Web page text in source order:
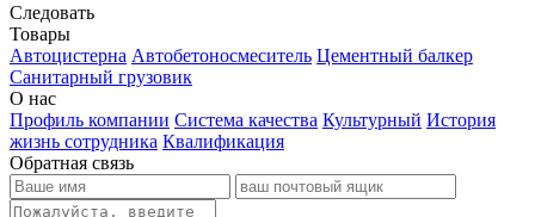
Следовать
Товары
Автоцистерна Автобетоносмеситель Цементный балкер
Санитарный грузовик
О нас
Профиль компании Система качества Культурный История
жизнь сотрудника Квалификация
Обратная связь